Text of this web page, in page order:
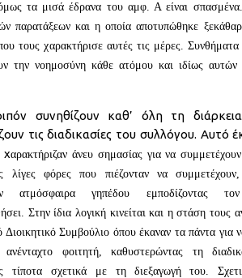
τα μισά έδρανα του αμφ. Α είναι
παρατάξεων και η οποία αποτυπώθηκε
τους χαρακτήρισε αυτές τις μέρες.
την νοημοσύνη κάθε ατόμου και ιδίως αυτών
συνηθίζουν καθ’ όλη τη
τις διαδικασίες του συλλόγου. Αυτό
χαρακτήριζαν άνευ σημασίας για να
λίγες φόρες που πιέζονταν να
ατμόσφαιρα γηπέδου εμποδίζοντας
Στην ίδια λογική κινείται και η στάση τους
Διοικητικό Συμβούλιο όπου έκαναν τα πάντα για
αχτο φοιτητή, καθυστερώντας τη
τίποτα σχετικά με τη διεξαγωγή του.